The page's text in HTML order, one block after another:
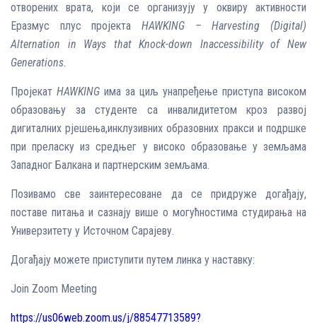
отворених врата, који се организују у оквиру активности
Еразмус плус пројекта HAWKING – Harvesting (Digital)
Alternation in Ways that Knock-down Inaccessibility of New
Generations.
Пројекат HAWKING има за циљ унапређење приступа високом
образовању за студенте са инвалидитетом кроз развој
дигиталних рјешења,инклузивних образовних пракси и подршке
при преласку из средњег у високо образовање у земљама
Западног Балкана и партнерским земљама.
Позивамо све заинтересоване да се придруже догађају,
поставе питања и сазнају више о могућностима студирања на
Универзитету у Источном Сарајеву.
Догађају можете приступити путем линка у наставку:
Join Zoom Meeting
https://us06web.zoom.us/j/88547713589?